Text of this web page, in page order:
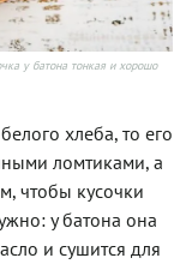
у батона тонкая и хорошо
хлеба, то его
ломтиками, а
чтобы кусочки
у батона она
и сушится для